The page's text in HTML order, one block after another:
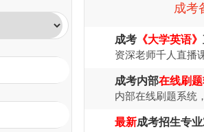
成考
成考《大学英语》
资深老师千人直播
成考内部在线刷
内部在线刷题系统
最新成考招生专